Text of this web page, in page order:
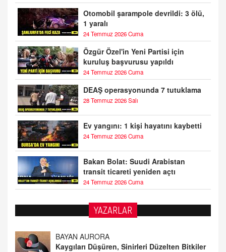
Otomobil şarampole devrildi: 3 ölü,
1 yaralı
24 Temmuz 2026 Cuma
Özgür Özel'in Yeni Partisi için
kuruluş başvurusu yapıldı
24 Temmuz 2026 Cuma
DEAŞ operasyonunda 7 tutuklama
28 Temmuz 2026 Salı
Ev yangını: 1 kişi hayatını kaybetti
24 Temmuz 2026 Cuma
Bakan Bolat: Suudi Arabistan
transit ticareti yeniden açtı
24 Temmuz 2026 Cuma
YAZARLAR
DOKTOR CİVANIM
Mastürbasyon ve Tatmin: Bir Keşif Yolculuğu